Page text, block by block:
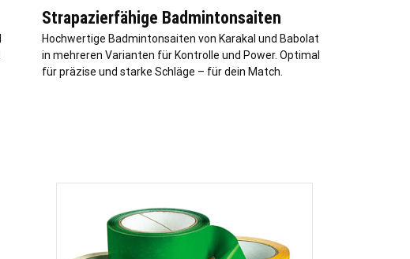
Strapazierfähige Badmintonsaiten
Hochwertige Badmintonsaiten von Karakal und Babolat
in mehreren Varianten für Kontrolle und Power. Optimal
für präzise und starke Schläge – für dein Match.